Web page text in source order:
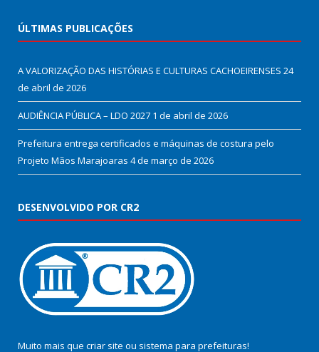
ÚLTIMAS PUBLICAÇÕES
A VALORIZAÇÃO DAS HISTÓRIAS E CULTURAS CACHOEIRENSES 24
de abril de 2026
AUDIÊNCIA PÚBLICA – LDO 2027 1 de abril de 2026
Prefeitura entrega certificados e máquinas de costura pelo
Projeto Mãos Marajoaras 4 de março de 2026
DESENVOLVIDO POR CR2
Muito mais que criar site ou sistema para prefeituras!